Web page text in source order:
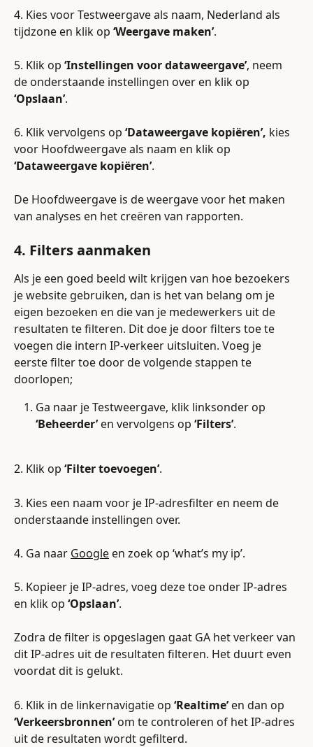
4. Kies voor Testweergave als naam, Nederland als
tijdzone en klik op ‘Weergave maken’.
5. Klik op ‘Instellingen voor dataweergave’, neem
de onderstaande instellingen over en klik op
‘Opslaan’.
6. Klik vervolgens op ‘Dataweergave kopiëren’, kies
voor Hoofdweergave als naam en klik op
‘Dataweergave kopiëren’.
De Hoofdweergave is de weergave voor het maken
van analyses en het creëren van rapporten.
4. Filters aanmaken
Als je een goed beeld wilt krijgen van hoe bezoekers
je website gebruiken, dan is het van belang om je
eigen bezoeken en die van je medewerkers uit de
resultaten te filteren. Dit doe je door filters toe te
voegen die intern IP-verkeer uitsluiten. Voeg je
eerste filter toe door de volgende stappen te
doorlopen;
Ga naar je Testweergave, klik linksonder op
‘Beheerder’ en vervolgens op ‘Filters’.
2. Klik op ‘Filter toevoegen’.
3. Kies een naam voor je IP-adresfilter en neem de
onderstaande instellingen over.
4. Ga naar Google en zoek op ‘what’s my ip’.
5. Kopieer je IP-adres, voeg deze toe onder IP-adres
en klik op ‘Opslaan’.
Zodra de filter is opgeslagen gaat GA het verkeer van
dit IP-adres uit de resultaten filteren. Het duurt even
voordat dit is gelukt.
6. Klik in de linkernavigatie op ‘Realtime’ en dan op
‘Verkeersbronnen’ om te controleren of het IP-adres
uit de resultaten wordt gefilterd.